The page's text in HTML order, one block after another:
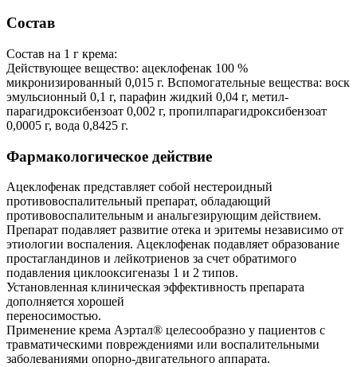
Состав
Состав на 1 г крема:
Действующее вещество: ацеклофенак 100 %
микронизированный 0,015 г. Вспомогательные вещества: воск
эмульсионный 0,1 г, парафин жидкий 0,04 г, метил-
парагидроксибензоат 0,002 г, пропилпарагидроксибензоат
0,0005 г, вода 0,8425 г.
Фармакологическое действие
Ацеклофенак представляет собой нестероидный
противовоспалительный препарат, обладающий
противовоспалительным и анальгезирующим действием.
Препарат подавляет развитие отека и эритемы независимо от
этиологии воспаления. Ацеклофенак подавляет образование
простагландинов и лейкотриенов за счет обратимого
подавления циклооксигеназы 1 и 2 типов.
Установленная клиническая эффективность препарата
дополняется хорошей
переносимостью.
Применение крема Аэртал® целесообразно у пациентов с
травматическими повреждениями или воспалительными
заболеваниями опорно-двигательного аппарата.